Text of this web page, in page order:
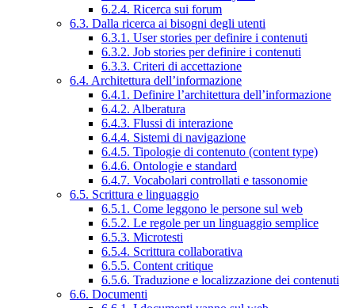
6.2.4. Ricerca sui forum
6.3. Dalla ricerca ai bisogni degli utenti
6.3.1. User stories per definire i contenuti
6.3.2. Job stories per definire i contenuti
6.3.3. Criteri di accettazione
6.4. Architettura dell’informazione
6.4.1. Definire l’architettura dell’informazione
6.4.2. Alberatura
6.4.3. Flussi di interazione
6.4.4. Sistemi di navigazione
6.4.5. Tipologie di contenuto (content type)
6.4.6. Ontologie e standard
6.4.7. Vocabolari controllati e tassonomie
6.5. Scrittura e linguaggio
6.5.1. Come leggono le persone sul web
6.5.2. Le regole per un linguaggio semplice
6.5.3. Microtesti
6.5.4. Scrittura collaborativa
6.5.5. Content critique
6.5.6. Traduzione e localizzazione dei contenuti
6.6. Documenti